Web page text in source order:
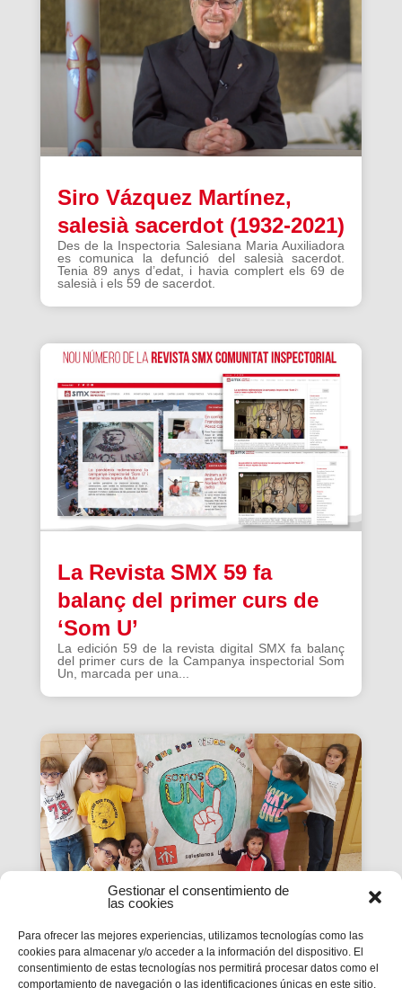
Gestionar el consentimiento de
las cookies
Para ofrecer las mejores experiencias, utilizamos tecnologías como las
cookies para almacenar y/o acceder a la información del dispositivo. El
consentimiento de estas tecnologías nos permitirá procesar datos como el
comportamiento de navegación o las identificaciones únicas en este sitio.
Siro Vázquez Martínez,
salesià sacerdot (1932-2021)
Des de la Inspectoria Salesiana Maria Auxiliadora
es comunica la defunció del salesià sacerdot.
Tenia 89 anys d’edat, i havia complert els 69 de
salesià i els 59 de sacerdot.
La Revista SMX 59 fa
balanç del primer curs de
‘Som U’
La edición 59 de la revista digital SMX fa balanç
del primer curs de la Campanya inspectorial Som
Un, marcada per una...
La Revista SMX 59 hace
balance del primer curso de